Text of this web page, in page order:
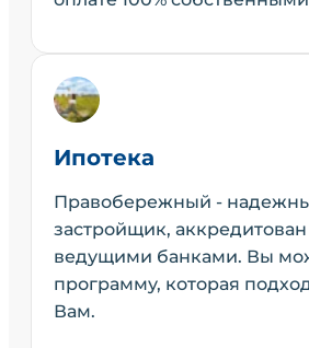
Ипотека
Правобережный -
застройщик,
ведущими банками. Вы
программу, которая
Вам.